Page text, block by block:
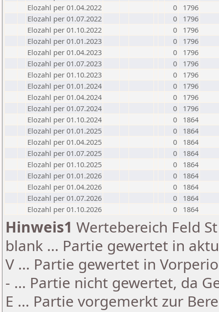
Elozahl per 01.04.2022
0
1796
Elozahl per 01.07.2022
0
1796
Elozahl per 01.10.2022
0
1796
Elozahl per 01.01.2023
0
1796
Elozahl per 01.04.2023
0
1796
Elozahl per 01.07.2023
0
1796
Elozahl per 01.10.2023
0
1796
Elozahl per 01.01.2024
0
1796
Elozahl per 01.04.2024
0
1796
Elozahl per 01.07.2024
0
1796
Elozahl per 01.10.2024
0
1864
Elozahl per 01.01.2025
0
1864
Elozahl per 01.04.2025
0
1864
Elozahl per 01.07.2025
0
1864
Elozahl per 01.10.2025
0
1864
Elozahl per 01.01.2026
0
1864
Elozahl per 01.04.2026
0
1864
Elozahl per 01.07.2026
0
1864
Elozahl per 01.10.2026
0 1864
Hinweis1 Wertebereich Feld
blank ... Partie gewertet in
V ... Partie gewertet in
- ... Partie nicht gewertet, da
E ... Partie vorgemerkt zur